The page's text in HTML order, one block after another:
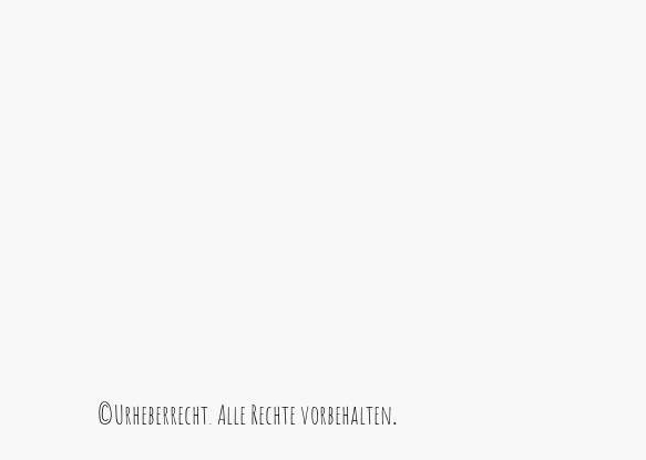
©Urheberrecht. Alle Rechte vorbehalten.